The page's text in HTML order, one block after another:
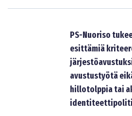
PS-Nuoriso
esittämiä
avustustyötä
hillotolppia tai